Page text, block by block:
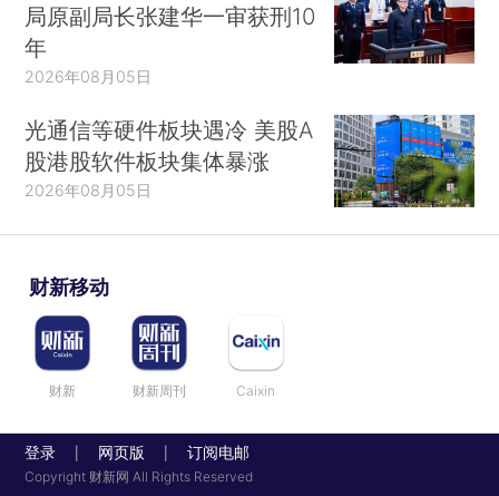
局原副局长张建华一审获刑10
年
2026年08月05日
光通信等硬件板块遇冷 美股A
股港股软件板块集体暴涨
2026年08月05日
财新移动
财新 财新周刊 Caixin
登录 网页版 订阅电邮
Copyright 财新网 All Rights Reserved